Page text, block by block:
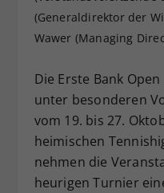
(Generaldirektor der
Wawer (Managing
Die Erste Bank
unter besonderen
vom 19. bis 27.
heimischen
nehmen die
heurigen Turnier
Zweck
Dieser
hat.